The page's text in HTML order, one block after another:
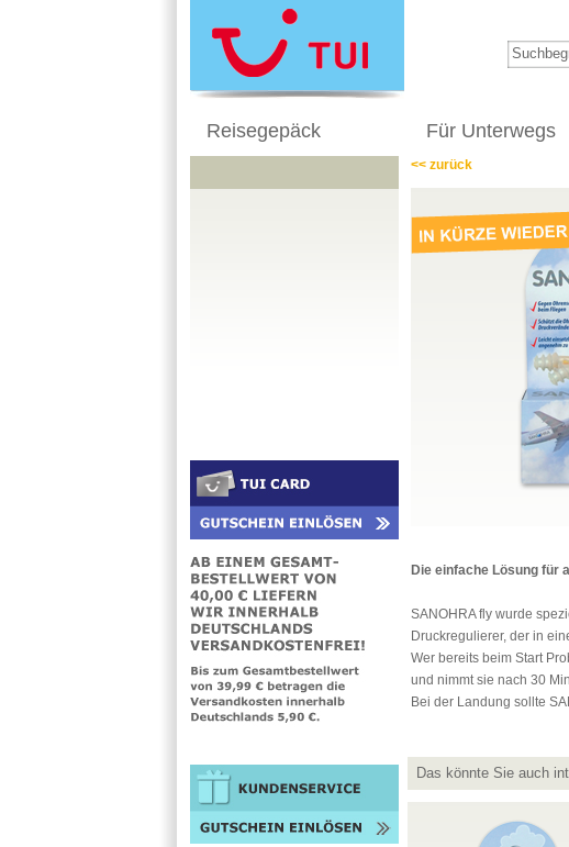
Reisegepäck Für Unterwegs
<< zurück
Die einfache Lösung für
SANOHRA fly wurde
Druckregulierer, der in
Wer bereits beim Start
und nimmt sie nach 30
Bei der Landung sollte
Das könnte Sie auch